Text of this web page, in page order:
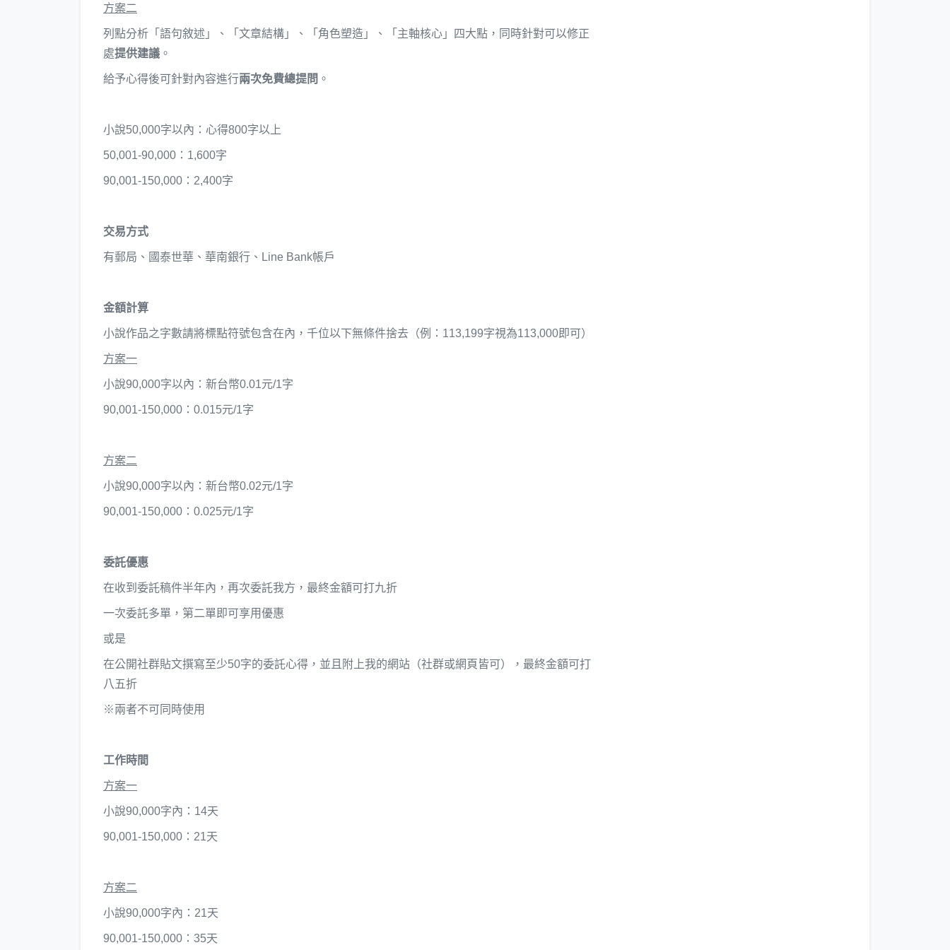
方案二
列點分析「語句敘述」、「文章結構」、「角色塑造」、「主軸核心」四大點，同時針對可以修正
處提供建議 。
給予心得後可針對內容進行兩次免費總提問 。
小說50,000字以內：心得800字以上
50,001-90,000：1,600字
90,001-150,000：2,400字
交易方式
有郵局、國泰世華、華南銀行、Line Bank帳戶
金額計算
小說作品之字數請將標點符號包含在內，千位以下無條件捨去​（例：113,199字視為113,000即可）
方案一
小說90,000字以內：新台幣0.01元/1字
90,001-150,000：0.015元/1字
方案二
小說90,000字以內：新台幣0.02元/1字
90,001-150,000：0.025元/1字
委託優惠
在收到委託稿件半年內 ，再次委託我方，最終金額可打九折
​一次委託多單，第二單即可享用優惠
或是
在公開社群貼文撰寫至少50字的委託心得，並且附上我的網站（社群或網頁皆可），最終金額可打
八五折
※兩者不可同時使用
工作時間
​方案一
小說90,000字內：14天
​90,001-150,000：21天
​方案二
​小說90,000字內：21天
​90,001-150,000：35天